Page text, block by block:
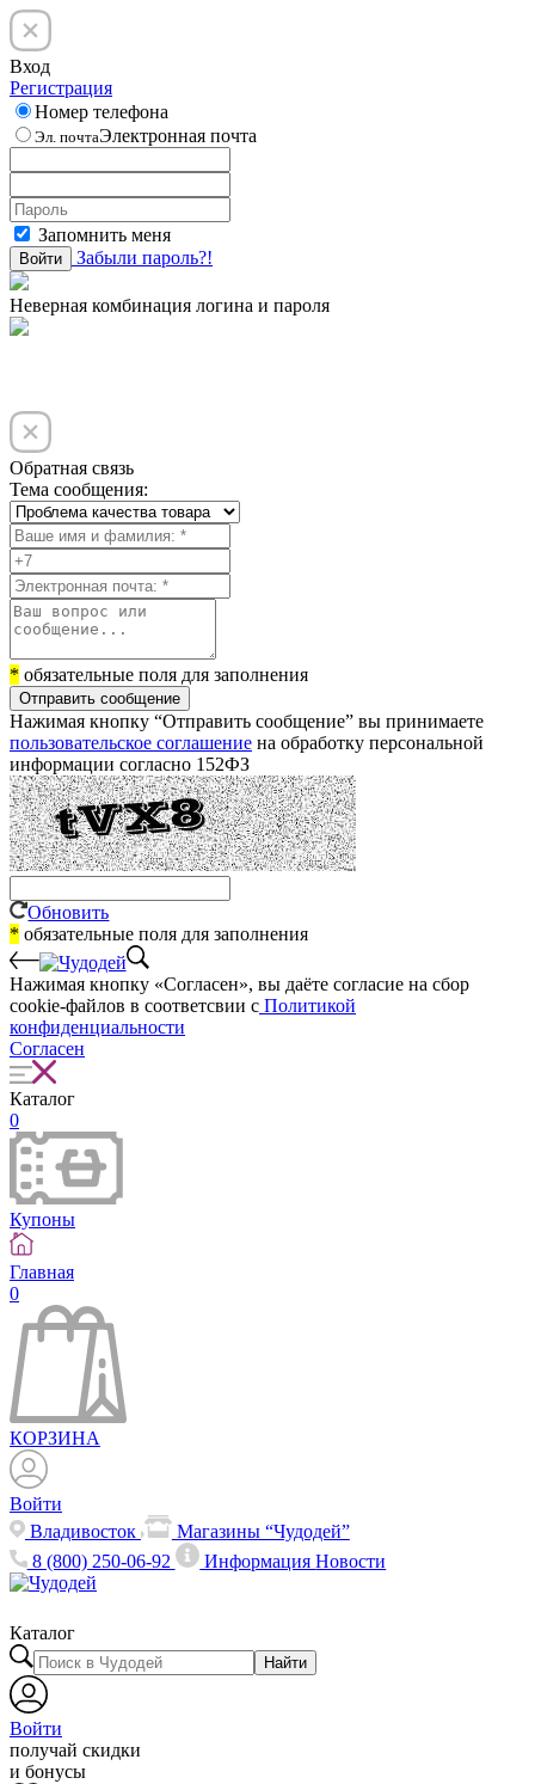
Вход
Регистрация
Номер телефона
Эл. почтаЭлектронная почта
Запомнить меня
Войти Забыли пароль?!
Неверная комбинация логина и пароля
Обратная связь
Тема сообщения:
* обязательные поля для заполнения
Отправить сообщение
Нажимая кнопку “Отправить сообщение” вы принимаете
пользовательское соглашение на обработку персональной
информации согласно 152ФЗ
Обновить
* обязательные поля для заполнения
Нажимая кнопку «Согласен», вы даёте cогласие на сбор
cookie-файлов в соответсвии с Политикой
конфиденциальности
Согласен
Каталог
0
Купоны
Главная
0
КОРЗИНА
Войти
Владивосток
Магазины “Чудодей”
8 (800) 250-06-92
ИнформацияНовости
Каталог
Найти
Войти
получай скидки
и бонусы